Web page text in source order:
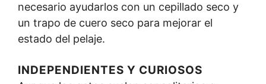
necesario ayudarlos con un cepillado seco y
un trapo de cuero seco para mejorar el
estado del pelaje.
INDEPENDIENTES Y CURIOSOS